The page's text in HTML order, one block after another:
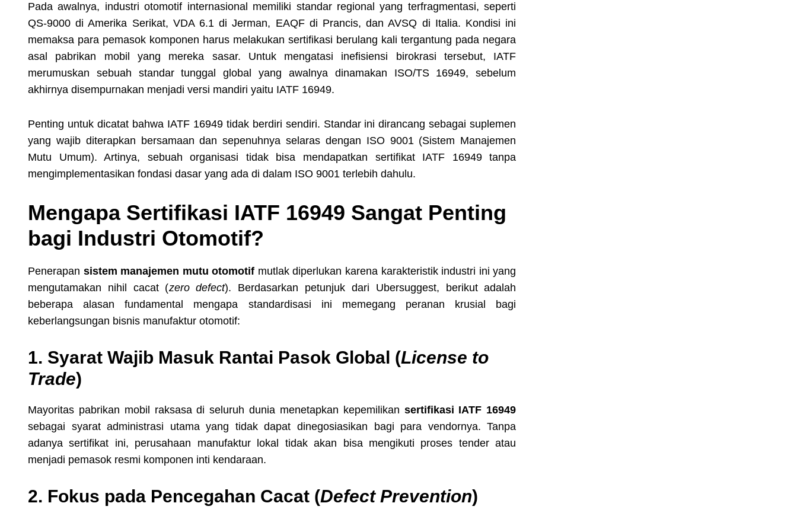
Pada awalnya, industri otomotif internasional memiliki standar regional yang terfragmentasi, seperti
QS-9000 di Amerika Serikat, VDA 6.1 di Jerman, EAQF di Prancis, dan AVSQ di Italia. Kondisi ini
memaksa para pemasok komponen harus melakukan sertifikasi berulang kali tergantung pada negara
asal pabrikan mobil yang mereka sasar. Untuk mengatasi inefisiensi birokrasi tersebut, IATF
merumuskan sebuah standar tunggal global yang awalnya dinamakan ISO/TS 16949, sebelum
akhirnya disempurnakan menjadi versi mandiri yaitu IATF 16949.
Penting untuk dicatat bahwa IATF 16949 tidak berdiri sendiri. Standar ini dirancang sebagai suplemen
yang wajib diterapkan bersamaan dan sepenuhnya selaras dengan ISO 9001 (Sistem Manajemen
Mutu Umum). Artinya, sebuah organisasi tidak bisa mendapatkan sertifikat IATF 16949 tanpa
mengimplementasikan fondasi dasar yang ada di dalam ISO 9001 terlebih dahulu.
Mengapa Sertifikasi IATF 16949 Sangat Penting
bagi Industri Otomotif?
Penerapan sistem manajemen mutu otomotif mutlak diperlukan karena karakteristik industri ini yang
mengutamakan nihil cacat (zero defect). Berdasarkan petunjuk dari Ubersuggest, berikut adalah
beberapa alasan fundamental mengapa standardisasi ini memegang peranan krusial bagi
keberlangsungan bisnis manufaktur otomotif:
1. Syarat Wajib Masuk Rantai Pasok Global (License to
Trade)
Mayoritas pabrikan mobil raksasa di seluruh dunia menetapkan kepemilikan sertifikasi IATF 16949
sebagai syarat administrasi utama yang tidak dapat dinegosiasikan bagi para vendornya. Tanpa
adanya sertifikat ini, perusahaan manufaktur lokal tidak akan bisa mengikuti proses tender atau
menjadi pemasok resmi komponen inti kendaraan.
2. Fokus pada Pencegahan Cacat (Defect Prevention)